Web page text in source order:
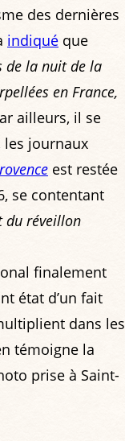
des dernières
indiqué que
de la nuit de la
en France,
ailleurs, il se
les journaux
est restée
se contentant
du réveillon
finalement
état d’un fait
dans les
témoigne la
prise à Saint-